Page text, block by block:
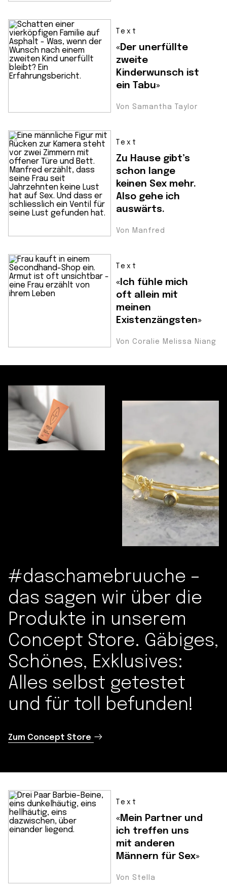
Text
«Der unerfüllte
zweite
Kinderwunsch ist
ein Tabu»
Von Samantha Taylor
Text
Zu Hause gibt’s
schon lange
keinen Sex mehr.
Also gehe ich
auswärts.
Von Manfred
Text
«Ich fühle mich
oft allein mit
meinen
Existenzängsten»
Von Coralie Melissa Niang
#daschamebruuche –
das sagen wir über die
Produkte in unserem
Concept Store. Gäbiges,
Schönes, Exklusives:
Alles selbst getestet
und für toll befunden!
Zum Concept Store
Text
«Mein Partner und
ich treffen uns
mit anderen
Männern für Sex»
Von Stella